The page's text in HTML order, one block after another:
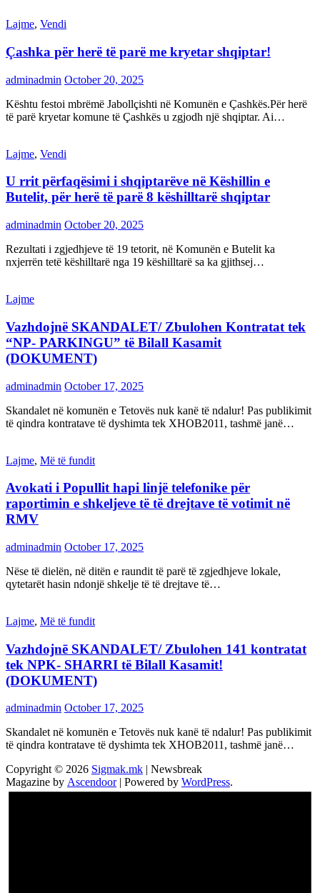
Lajme, Vendi
Çashka për herë të parë me kryetar shqiptar!
adminadmin October 20, 2025
Kështu festoi mbrëmë Jabollçishti në Komunën e Çashkës.Për herë
të parë kryetar komune të Çashkës u zgjodh një shqiptar. Ai…
Lajme, Vendi
U rrit përfaqësimi i shqiptarëve në Këshillin e
Butelit, për herë të parë 8 këshilltarë shqiptar
adminadmin October 20, 2025
Rezultati i zgjedhjeve të 19 tetorit, në Komunën e Butelit ka
nxjerrën tetë këshilltarë nga 19 këshilltarë sa ka gjithsej…
Lajme
Vazhdojnë SKANDALET/ Zbulohen Kontratat tek
“NP- PARKINGU” të Bilall Kasamit
(DOKUMENT)
adminadmin October 17, 2025
Skandalet në komunën e Tetovës nuk kanë të ndalur! Pas publikimit
të qindra kontratave të dyshimta tek XHOB2011, tashmë janë…
Lajme, Më të fundit
Avokati i Popullit hapi linjë telefonike për
raportimin e shkeljeve të të drejtave të votimit në
RMV
adminadmin October 17, 2025
Nëse të dielën, në ditën e raundit të parë të zgjedhjeve lokale,
qytetarët hasin ndonjë shkelje të të drejtave të…
Lajme, Më të fundit
Vazhdojnē SKANDALET/ Zbulohen 141 kontratat
tek NPK- SHARRI të Bilall Kasamit!
(DOKUMENT)
adminadmin October 17, 2025
Skandalet në komunën e Tetovës nuk kanë të ndalur! Pas publikimit
të qindra kontratave të dyshimta tek XHOB2011, tashmë janë…
Copyright © 2026 Sigmak.mk | Newsbreak
Magazine by Ascendoor| Powered by WordPress.